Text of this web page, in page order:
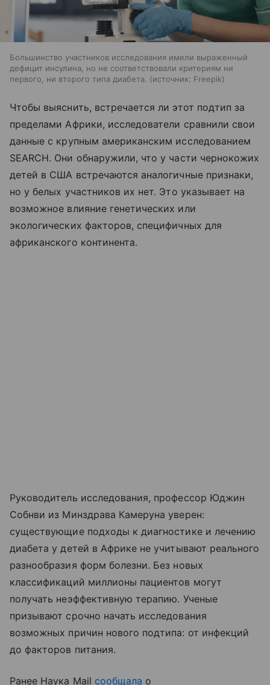
Большинство участников исследования имели выраженный
дефицит инсулина, но не соответствовали критериям ни
первого, ни второго типа диабета.
источник: Freepik
Чтобы выяснить, встречается ли этот подтип за
пределами Африки, исследователи сравнили свои
данные с крупным американским исследованием
SEARCH. Они обнаружили, что у части чернокожих
детей в США встречаются аналогичные признаки,
но у белых участников их нет. Это указывает на
возможное влияние генетических или
экологических факторов, специфичных для
африканского континента.
Руководитель исследования, профессор Юджин
Собнви из Минздрава Камеруна уверен:
существующие подходы к диагностике и лечению
диабета у детей в Африке не учитывают реального
разнообразия форм болезни. Без новых
классификаций миллионы пациентов могут
получать неэффективную терапию. Ученые
призывают срочно начать исследования
возможных причин нового подтипа: от инфекций
до факторов питания.
Ранее Наука Mail сообщала о